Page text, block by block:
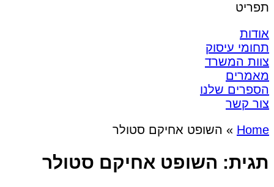
תפריט
אודות
תחומי עיסוק
צוות המשרד
מאמרים
הספרים שלנו
צור קשר
Home
» השופט אחיקם סטולר
תגית: השופט אחיקם סטולר